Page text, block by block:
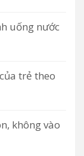
uống nước
trẻ theo
không vào